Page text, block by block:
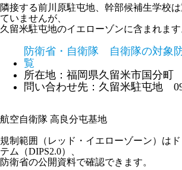
隣接する前川原駐屯地、幹部候補生学校
ていませんが、
久留米駐屯地のイエローゾンに含まれます
防衛省・自衛隊 自衛隊の対象
覧
所在地：福岡県久留米市国分町
問い合わせ先：久留米駐屯地
航空自衛隊 高良分屯基地
規制範囲（レッド・イエローゾーン）は
テム（DIPS2.0）、
防衛省の公開資料で確認できます。